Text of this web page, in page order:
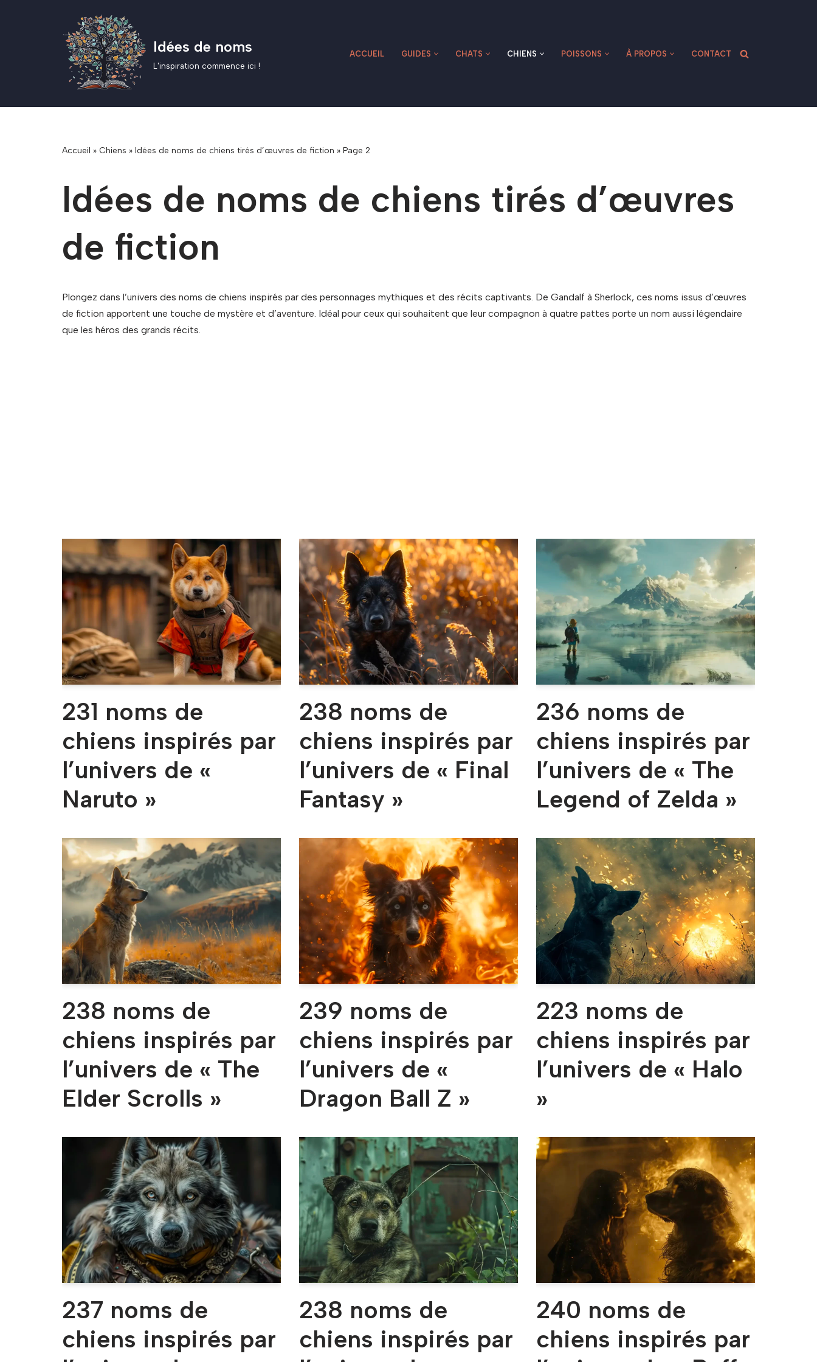
Idées de noms
L'inspiration commence ici !
ACCUEIL GUIDES CHATS CHIENS POISSONS À PROPOS CONTACT
Accueil » Chiens » Idées de noms de chiens tirés d’œuvres de fiction » Page 2
Idées de noms de chiens tirés d’œuvres
de fiction
Plongez dans l’univers des noms de chiens inspirés par des personnages mythiques et des récits captivants. De Gandalf à Sherlock, ces noms issus d’œuvres
de fiction apportent une touche de mystère et d’aventure. Idéal pour ceux qui souhaitent que leur compagnon à quatre pattes porte un nom aussi légendaire
que les héros des grands récits.
231 noms de
chiens inspirés par
l’univers de «
Naruto »
238 noms de
chiens inspirés par
l’univers de « Final
Fantasy »
236 noms de
chiens inspirés par
l’univers de « The
Legend of Zelda »
238 noms de
chiens inspirés par
l’univers de « The
Elder Scrolls »
239 noms de
chiens inspirés par
l’univers de «
Dragon Ball Z »
223 noms de
chiens inspirés par
l’univers de « Halo
»
237 noms de
chiens inspirés par
238 noms de
chiens inspirés par
240 noms de
chiens inspirés par